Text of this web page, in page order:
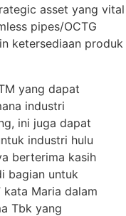
asset yang vital
pipes/OCTG
ketersediaan produk
yang dapat
industri
ini juga dapat
industri hulu
berterima kasih
bagian untuk
kata Maria dalam
Tbk yang